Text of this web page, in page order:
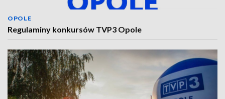
OPOLE
Regulaminy konkursów TVP3 Opole